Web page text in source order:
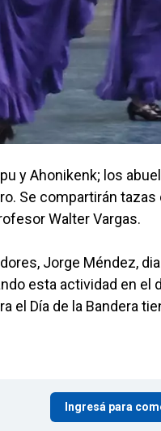
y Ahonikenk; los
Se compartirán tazas
Walter Vargas.
Jorge Méndez,
esta actividad en el
el Día de la Bandera
Ingresá para